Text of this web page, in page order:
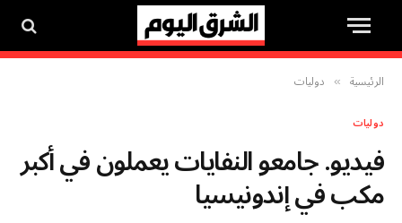
الرئيسية » دوليات
دوليات
فيديو. جامعو النفايات يعملون في أكبر
مكب في إندونيسيا